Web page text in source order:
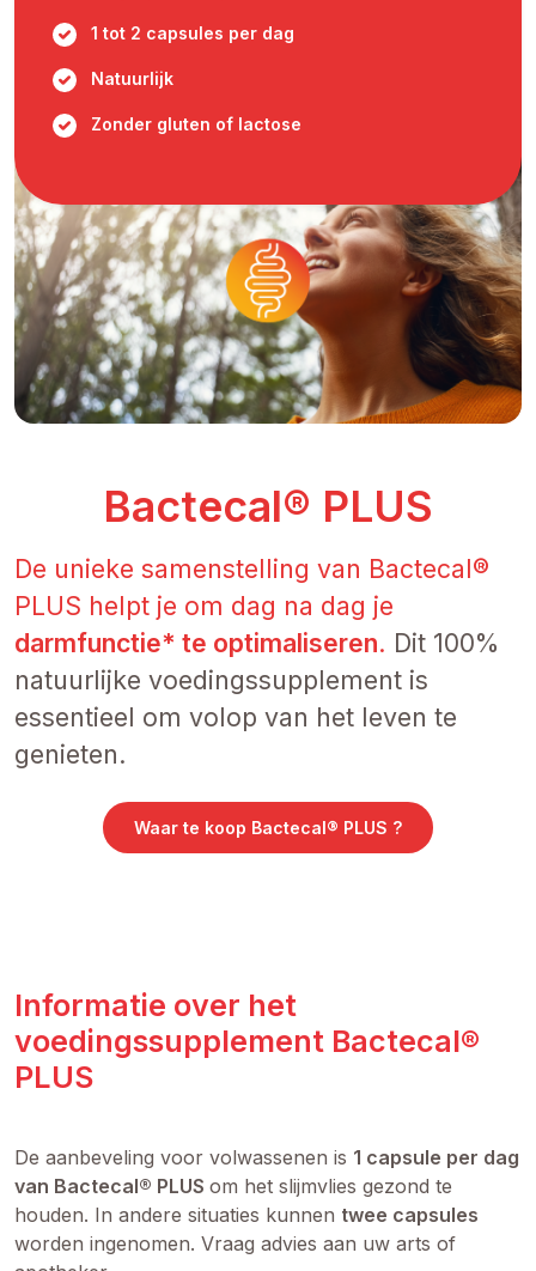
1 tot 2 capsules per dag
Natuurlijk
Zonder gluten of lactose
Bactecal® PLUS
De unieke samenstelling van Bactecal®
PLUS helpt je om dag na dag je
darmfunctie* te optimaliseren. Dit 100%
natuurlijke voedingssupplement is
essentieel om volop van het leven te
genieten.
Waar te koop Bactecal® PLUS ?
Informatie over het
voedingssupplement Bactecal®
PLUS
De aanbeveling voor volwassenen is 1 capsule per dag
van Bactecal® PLUS om het slijmvlies gezond te
houden. In andere situaties kunnen twee capsules
worden ingenomen. Vraag advies aan uw arts of